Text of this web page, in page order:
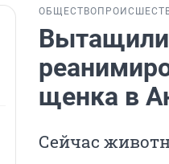
ОБЩЕСТВО
Вытащили
щенка в
Сейчас